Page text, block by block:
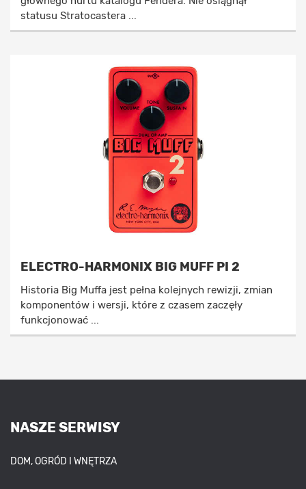
statusu Stratocastera ...
ELECTRO-HARMONIX BIG MUFF PI 2
Historia Big Muffa jest pełna kolejnych rewizji, zmian
komponentów i wersji, które z czasem zaczęły
funkcjonować ...
NASZE SERWISY
DOM, OGRÓD I WNĘTRZA